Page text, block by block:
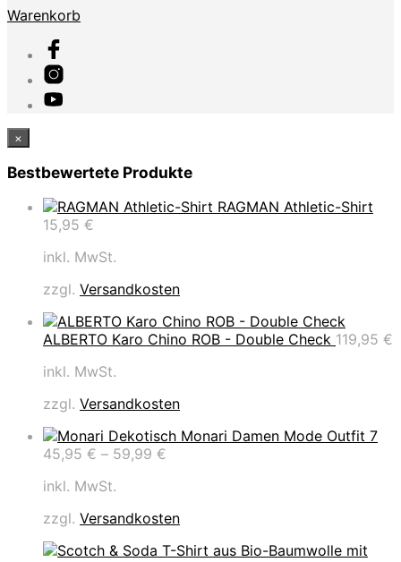
Warenkorb
×
Bestbewertete Produkte
RAGMAN Athletic-Shirt
15,95 €
inkl. MwSt.
zzgl. Versandkosten
ALBERTO Karo Chino ROB - Double Check 119,95 €
inkl. MwSt.
zzgl. Versandkosten
Monari Damen Mode Outfit 7
45,95 € – 59,99 €
inkl. MwSt.
zzgl. Versandkosten